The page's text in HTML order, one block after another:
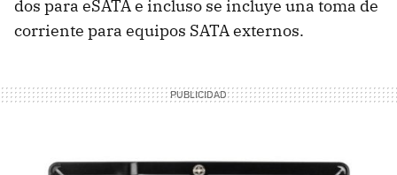
dos para eSATA e incluso se incluye una toma de
corriente para equipos SATAexternos.